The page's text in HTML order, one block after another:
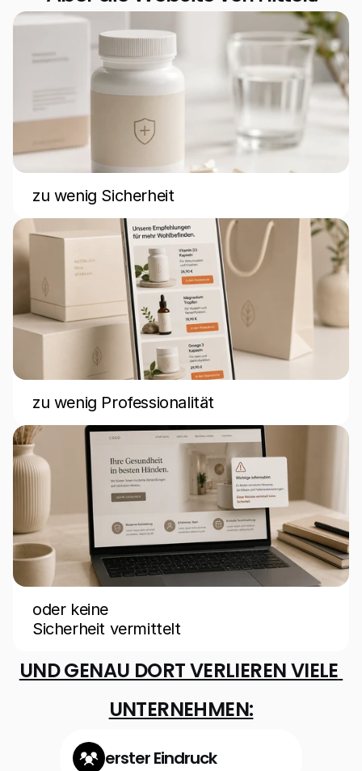
zu wenig Sicherheit
zu wenig Professionalität
oder keine
Sicherheit vermittelt
UND GENAU DORT VERLIEREN VIELE
UNTERNEHMEN:
erster Eindruck